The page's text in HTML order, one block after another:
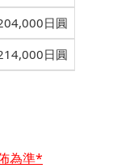
日圓
日圓
為準*